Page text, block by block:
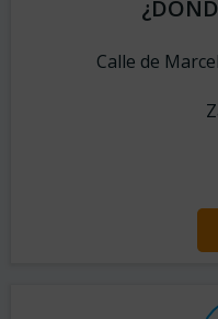
Calle de